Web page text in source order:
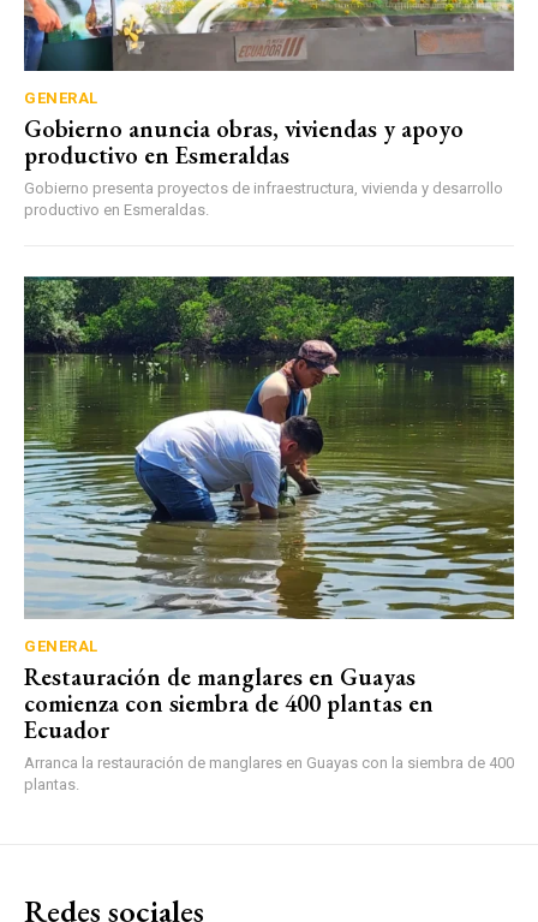
GENERAL
Gobierno anuncia obras, viviendas y apoyo
productivo en Esmeraldas
Gobierno presenta proyectos de infraestructura, vivienda y desarrollo
productivo en Esmeraldas.
GENERAL
Restauración de manglares en Guayas
comienza con siembra de 400 plantas en
Ecuador
Arranca la restauración de manglares en Guayas con la siembra de 400
plantas.
Redes sociales